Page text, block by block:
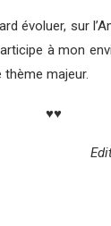
évoluer, sur
à mon
majeur.
♥♥